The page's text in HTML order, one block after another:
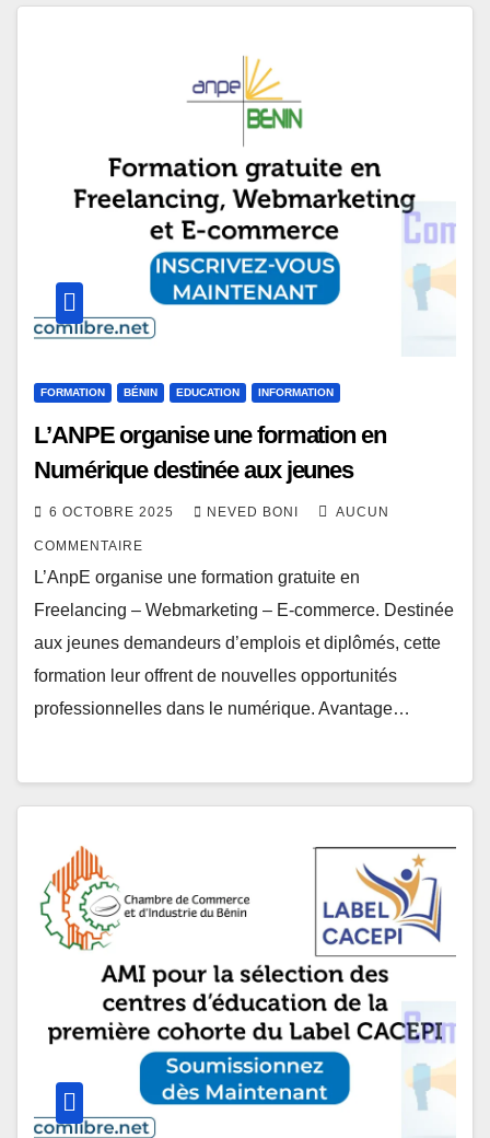
FORMATION BÉNIN EDUCATION INFORMATION
L’ANPE organise une formation en
Numérique destinée aux jeunes
6 OCTOBRE 2025 NEVED BONI AUCUN
COMMENTAIRE
L’AnpE organise une formation gratuite en
Freelancing – Webmarketing – E-commerce. Destinée
aux jeunes demandeurs d’emplois et diplômés, cette
formation leur offrent de nouvelles opportunités
professionnelles dans le numérique. Avantage…